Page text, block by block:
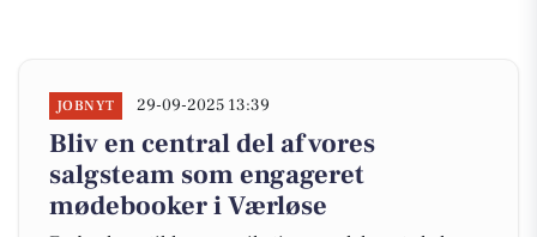
JOBNYT 29-09-2025 13:39
Bliv en central del af vores
salgsteam som engageret
mødebooker i Værløse